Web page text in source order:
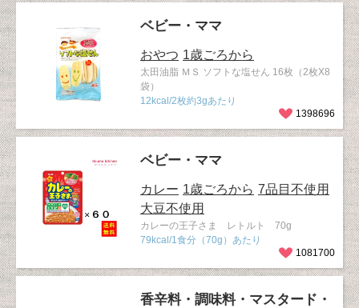
ベビー・ママ
おやつ 1歳ごろから
太田油脂 ＭＳ ソフトな塩せん 16枚（2枚X8
袋）
12kcal/2枚約3gあたり
1398696
ベビー・ママ
カレー 1歳ごろから 7品目不使用
大豆不使用
カレーの王子さま レトルト 70g
79kcal/1食分（70g）あたり
1081700
香辛料・調味料・マスタード・